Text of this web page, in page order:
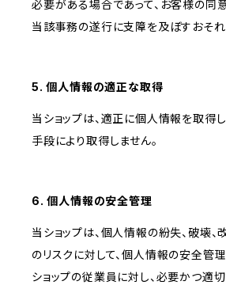
必要がある場合であって、お客様の同
当該事務の遂行に支障を及ぼすおそ
5. 個人情報の適正な取得
当ショップは、適正に個人情報を取得
手段により取得しません。
6. 個人情報の安全管理
当ショップは、個人情報の紛失、破壊
のリスクに対して、個人情報の安全管
ショップの従業員に対し、必要かつ適